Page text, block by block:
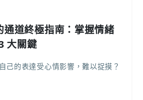
通道終極指南：掌握情緒
大關鍵
己的表達受心情影響，難以捉摸？